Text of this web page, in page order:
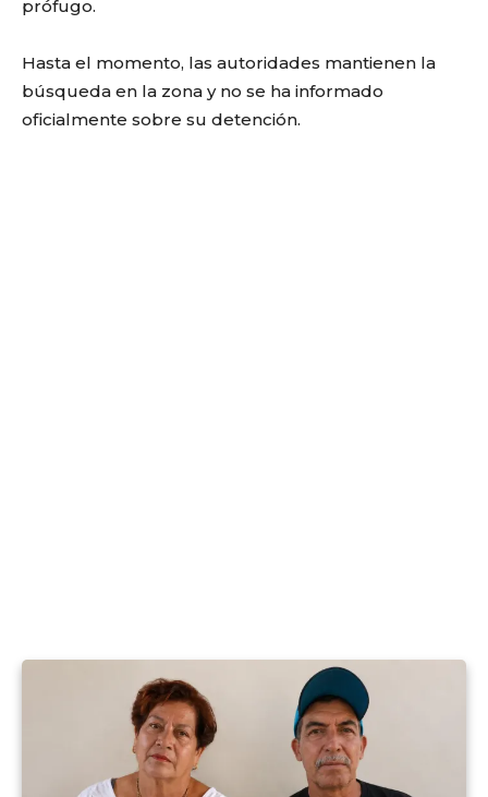
prófugo.
Hasta el momento, las autoridades mantienen la
búsqueda en la zona y no se ha informado
oficialmente sobre su detención.